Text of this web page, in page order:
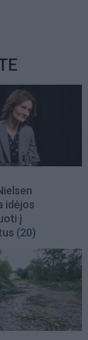
idėjos
į
(20)